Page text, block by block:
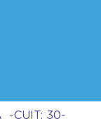
-CUIT: 30-